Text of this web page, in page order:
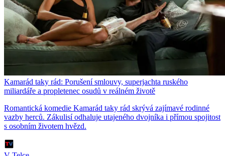
Kamarád taky rád: Porušení smlouvy, superjachta ruského
miliardáře a propletenec osudů v reálném životě
Romantická komedie Kamarád taky rád skrývá zajímavé rodinné
vazby herců. Zákulisí odhaluje utajeného dvojníka i přímou spojitost
s osobním životem hvězd.